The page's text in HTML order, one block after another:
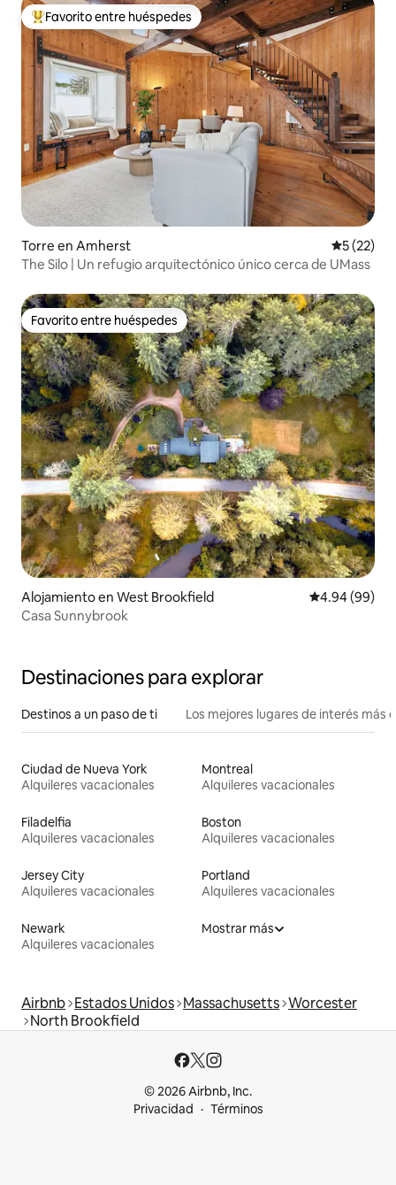
Favorito entre huéspedes preferido
Favorito entre huéspedes
Torre en Amherst
5 (22)
The Silo | Un refugio arquitectónico único cerca de UMass
Favorito entre huéspedes
Favorito entre huéspedes
Alojamiento en West Brookfield Calificación
4.94 (99)
Casa Sunnybrook
Destinaciones para explorar
Destinos a un paso de ti Los mejores lugares de interés más
Ciudad de Nueva York
Alquileres vacacionales
Montreal
Alquileres vacacionales
Filadelfia
Alquileres vacacionales
Boston
Alquileres vacacionales
Jersey City
Alquileres vacacionales
Portland
Alquileres vacacionales
Newark
Alquileres vacacionales
Mostrar más
Airbnb Estados Unidos Massachusetts Worcester
North Brookfield
© 2026 Airbnb, Inc.
Privacidad
Términos